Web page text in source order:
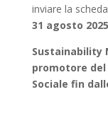
inviare la
31 agosto
Sustainability
promotore del
Sociale fin